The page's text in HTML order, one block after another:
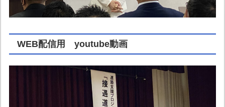
WEB配信用 youtube動画